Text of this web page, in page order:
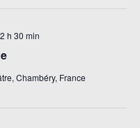
h 30 min
Chambéry, France